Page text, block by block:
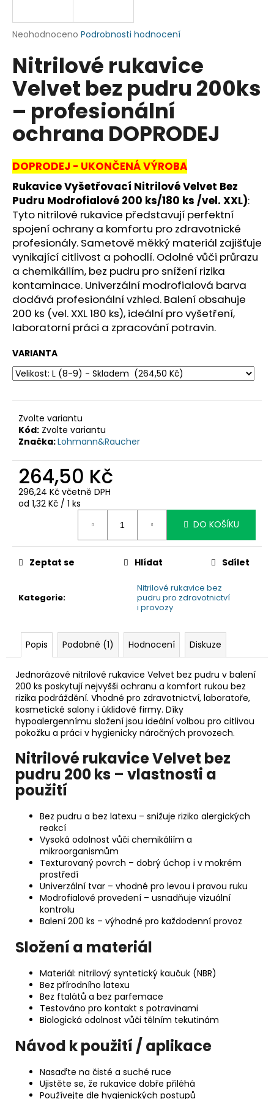
Průměrné
produktu
je
0,0
z
hvězdiček.
Neohodnoceno Podrobnosti hodnocení
Nitrilové rukavice
Velvet bez pudru 200ks
– profesionální
ochrana DOPRODEJ
DOPRODEJ - UKONČENÁ VÝROBA
Rukavice Vyšetřovací Nitrilové Velvet Bez
Pudru Modrofialové 200 ks/180 ks /vel. XXL):
Tyto nitrilové rukavice představují perfektní
spojení ochrany a komfortu pro zdravotnické
profesionály. Sametově měkký materiál zajišťuje
vynikající citlivost a pohodlí. Odolné vůči průrazu
a chemikáliím, bez pudru pro snížení rizika
kontaminace. Univerzální modrofialová barva
dodává profesionální vzhled. Balení obsahuje
200 ks (vel. XXL 180 ks), ideální pro vyšetření,
laboratorní práci a zpracování potravin.
VARIANTA
Zvolte variantu
Kód: Zvolte variantu
Značka:Lohmann&Raucher
264,50 Kč
296,24 Kč včetně DPH
Měrná
od 1,32 Kč / 1 ks
DO KOŠÍKU
Kategorie:
Nitrilové rukavice bez
pudru pro zdravotnictví
i provozy
Zeptat se Hlídat Sdílet
Popis Podobné (1) Hodnocení Diskuze
Jednorázové nitrilové rukavice Velvet bez pudru v balení
200 ks poskytují nejvyšši ochranu a komfort rukou bez
rizika podráždění. Vhodné pro zdravotnictví, laboratoře,
kosmetické salony i úklidové firmy. Díky
hypoalergennímu složení jsou ideální volbou pro citlivou
pokožku a práci v hygienicky náročných provozech.
Nitrilové rukavice Velvet bez
pudru 200 ks – vlastnosti a
použití
Bez pudru a bez latexu – snižuje riziko alergických
reakcí
Vysoká odolnost vůči chemikáliím a
mikroorganismům
Texturovaný povrch – dobrý úchop i v mokrém
prostředí
Univerzální tvar – vhodné pro levou i pravou ruku
Modrofialové provedení – usnadňuje vizuální
kontrolu
Balení 200 ks – výhodné pro každodenní provoz
Složení a materiál
Materiál: nitrilový syntetický kaučuk (NBR)
Bez přírodního latexu
Bez ftalátů a bez parfemace
Testováno pro kontakt s potravinami
Biologická odolnost vůči tělním tekutinám
Návod k použití / aplikace
Nasaďte na čisté a suché ruce
Ujistěte se, že rukavice dobře přiléhá
Používejte dle hygienických postupů
j
t
?
HLEDAT
D
o
p
o
r
u
č
u
j
e
m